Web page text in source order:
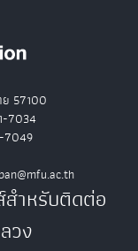
ย 57100
7034
7049
สำหรับติดต่อ
วง